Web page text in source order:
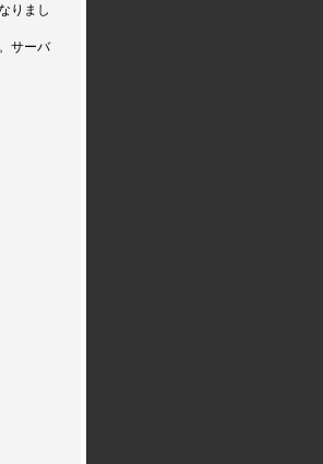
りまし
サーバ